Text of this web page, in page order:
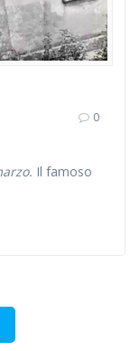
0
Il famoso